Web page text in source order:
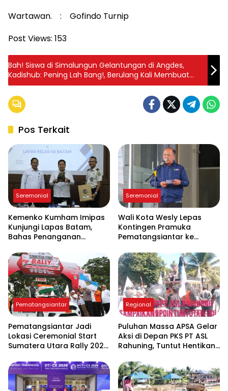
Wartawan. : Gofindo Turnip
Post Views: 153
Bah! Siswa di Simalungun Gelantungan di Angdes,
Kadishub: Pening Lah Bang!, Berulang Kali Membuat
Himbauan dan Sosialisasi
Pos Terkait
Seremonial
Kemenko Kumham Imipas
Kunjungi Lapas Batam,
Bahas Penanganan
Implementasi KUHP Baru
Seremonial
Wali Kota Wesly Lepas
Kontingen Pramuka
Pematangsiantar ke
di Cibubur
Pematangsiantar
Pematangsiantar Jadi
Lokasi Ceremonial Start
Sumatera Utara Rally 2026
Regional
Puluhan Massa APSA Gelar
Aksi di Depan PKS PT ASL
Rahuning, Tuntut Hentikan
Sungai Asahan